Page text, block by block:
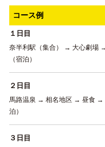
コース例
１日目
奈半利駅（集合） → 大心劇場
（宿泊）
２日目
馬路温泉 → 相名地区 → 昼食 →
泊）
３日目